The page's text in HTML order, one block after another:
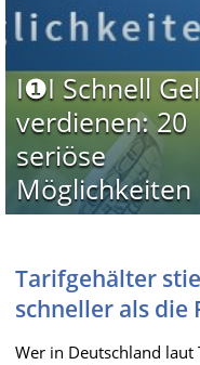
I❶I Schnell
verdienen: 20
seriöse
Möglichkeiten
Tarifgehälter
schneller als die
Wer in Deutschland